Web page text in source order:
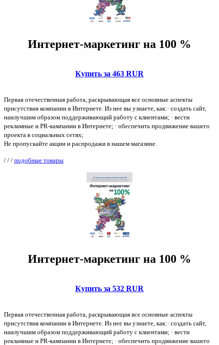
Интернет-маркетинг на 100 %
Купить за 463 RUR
Первая отечественная работа, раскрывающая все основные аспекты
присутствия компании в Интернете. Из нее вы узнаете, как:· cоздать сайт,
наилучшим образом поддерживающий работу с клиентами; · вести
рекламные и PR-кампании в Интернете; · обеспечить продвижение вашего
проекта в социальных сетях;
Не пропускайте акции и распродажи в нашем магазине.
/ / / подобные товары
Интернет-маркетинг на 100 %
Купить за 532 RUR
Первая отечественная работа, раскрывающая все основные аспекты
присутствия компании в Интернете. Из нее вы узнаете, как:· cоздать сайт,
наилучшим образом поддерживающий работу с клиентами; · вести
рекламные и PR-кампании в Интернете; · обеспечить продвижение вашего